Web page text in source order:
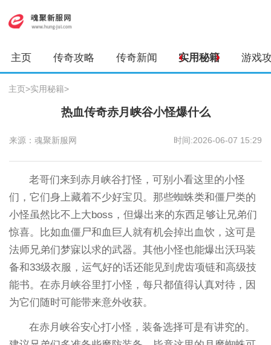
主页 传奇攻略 传奇新闻 实用秘籍 游戏
主页>实用秘籍>
热血传奇赤月峡谷小怪爆什么
来源：魂聚新服网 时间:2026-06-07 15:29
老哥们来到赤月峡谷打怪，可别小看这里的小怪
们，它们身上藏着不少好宝贝。那些蜘蛛类和僵尸类的
小怪虽然比不上大boss，但爆出来的东西足够让兄弟们
惊喜。比如血僵尸和血巨人就有机会掉出血饮，这可是
法师兄弟们梦寐以求的武器。其他小怪也能爆出沃玛装
备和33级衣服，运气好的话还能见到虎齿项链和高级技
能书。在赤月峡谷里打小怪，每只都值得认真对待，因
为它们随时可能带来意外收获。
在赤月峡谷安心打小怪，装备选择可是有讲究的。